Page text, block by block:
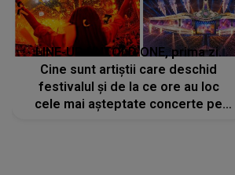
LINE-UP UNTOLD ONE, prima zi.
Cine sunt artiștii care deschid
festivalul și de la ce ore au loc
cele mai așteptate concerte pe